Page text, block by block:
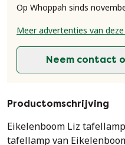
Op Whoppah sinds
Meer advertenties van
Neem contact
Productomschrijving
Eikelenboom Liz
tafellamp van